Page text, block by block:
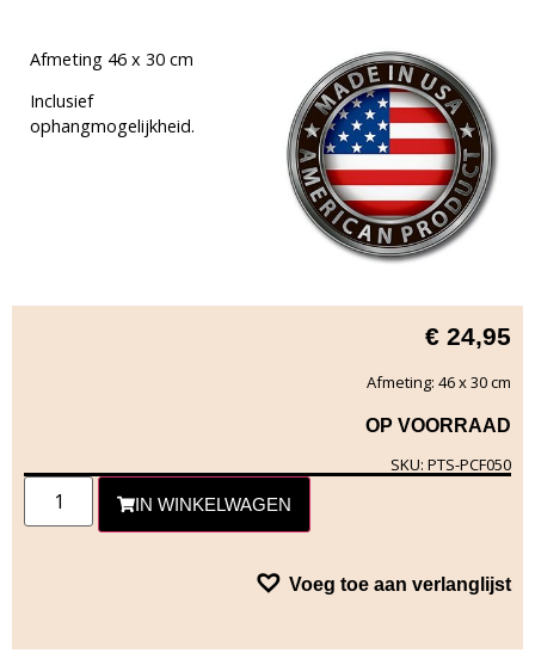
Afmeting 46 x 30 cm
Inclusief
ophangmogelijkheid.
€ 24,95
Afmeting: 46 x 30 cm
OP VOORRAAD
SKU: PTS-PCF050
IN WINKELWAGEN
Voeg toe aan verlanglijst